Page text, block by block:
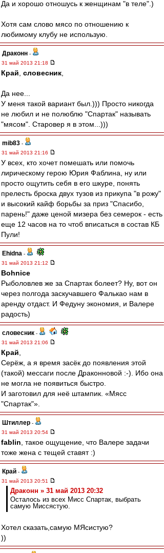
Да и хорошо отношусь к женщинам "в теле".)
Хотя сам слово мясо по отношению к
любимому клубу не использую.
Драконн -
31 май 2013 21:18
Край словесник
Да нее...
У меня такой вариант был.))) Просто никогда
не любил и не полюблю "Спартак" называть
"мясом". Старовер я в этом...)))
mib83 -
31 май 2013 21:16
У всех, кто хочет помешать или помочь
лирическому герою Юрия Фаблина, ну или
просто ощутить себя в его шкуре, понять
прелесть броска двух тузов из прикупа "в рожу"
и высокий кайф борьбы за приз "Спасибо,
парень!" даже ценой мизера без семерок - есть
еще 12 часов на то чтоб вписаться в состав КБ
Пули!
Ehidna -
31 май 2013 21:12
Bohnice
Рыболовлев же за Спартак болеет? Ну, вот он
через полгода заскучавшего Фалькао нам в
аренду отдаст. И Федуну экономия, и Валере
радость)
словесник -
31 май 2013 21:06
Край
Серёж, а я время засёк до появления этой
(такой) мессаги после Драконновой :-). Ибо она
не могла не появиться быстро.
И заготовил для неё штампик. «Мясс
"Спартак"».
Штиллер -
31 май 2013 20:54
fablin , такое ощущение, что Валере задачи
тоже жена с тещей ставят :)
Край -
31 май 2013 20:51
Драконн » 31 май 2013 20:32
Осталось из всех Мисс Спартак, выбрать
самую Миссястую.
Хотел сказать,самую МЯсистую?
))